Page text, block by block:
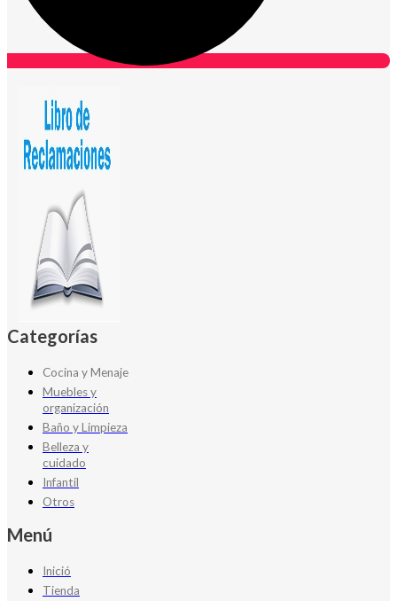
Categorías
Cocina y Menaje
Muebles y
organización
Baño y Limpieza
Belleza y
cuidado
Infantil
Otros
Menú
Inició
Tienda